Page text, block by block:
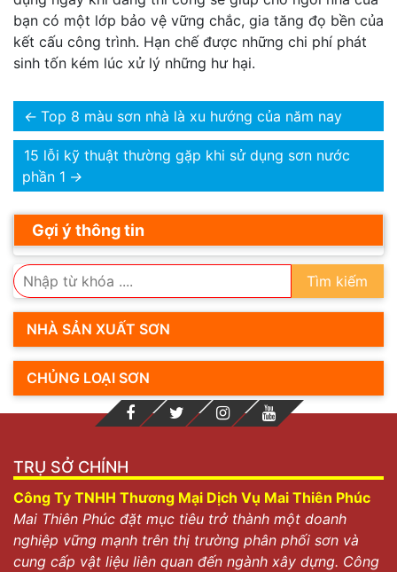
bạn có một lớp bảo vệ vững chắc, gia tăng đọ bền của
kết cấu công trình. Hạn chế được những chi phí phát
sinh tốn kém lúc xử lý những hư hại.
← Top 8 màu sơn nhà là xu hướng của năm nay
15 lỗi kỹ thuật thường gặp khi sử dụng sơn nước
phần 1 →
Gợi ý thông tin
Tìm kiếm
NHÀ SẢN XUẤT SƠN
CHỦNG LOẠI SƠN
TRỤ SỞ CHÍNH
Công Ty TNHH Thương Mại Dịch Vụ Mai Thiên Phúc
Mai Thiên Phúc đặt mục tiêu trở thành một doanh
nghiệp vững mạnh trên thị trường phân phối sơn và
cung cấp vật liệu liên quan đến ngành xây dựng. Công